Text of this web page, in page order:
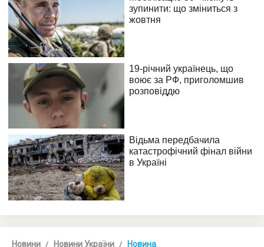
Новини Новини України Новина